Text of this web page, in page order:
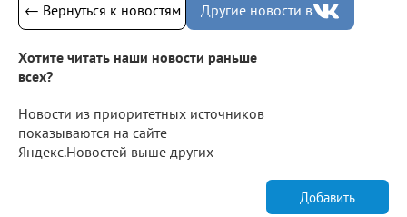
← Вернуться к новостям Другие новости в
Хотите читать наши новости раньше
всех?
Новости из приоритетных источников
показываются на сайте
Яндекс.Новостей выше других
Добавить